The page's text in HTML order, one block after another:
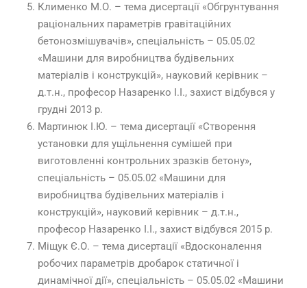
Клименко М.О. – тема дисертації «Обгрунтування
раціональних параметрів гравітаційних
бетонозмішувачів», спеціальність – 05.05.02
«Машини для виробництва будівельних
матеріалів і конструкцій», науковий керівник –
д.т.н., професор Назаренко І.І., захист відбувся у
грудні 2013 р.
Мартинюк І.Ю. – тема дисертації «Створення
установки для ущільнення сумішей при
виготовленні контрольних зразків бетону»,
спеціальність – 05.05.02 «Машини для
виробництва будівельних матеріалів і
конструкцій», науковий керівник – д.т.н.,
професор Назаренко І.І., захист відбувся 2015 р.
Міщук Є.О. – тема дисертації «Вдосконалення
робочих параметрів дробарок статичної і
динамічної дії», спеціальність – 05.05.02 «Машини